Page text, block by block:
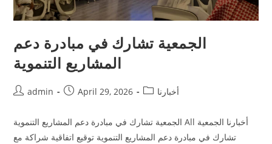
الجمعية تشارك في مبادرة دعم
المشاريع التنموية
admin April 29, 2026 أخبارنا
الجمعية تشارك في مبادرة دعم المشاريع التنموية All أخبارنا الجمعية
تشارك في مبادرة دعم المشاريع التنموية توقيع اتفاقية شراكة مع